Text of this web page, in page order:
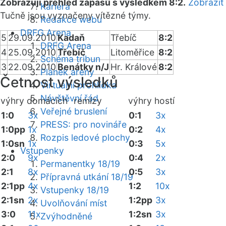
Kariéra
Redakce webu
DRFG Arena
DRFG Arena
Schéma tribun
Plánek areny
Virtuální prohlídka
Návštěvní řád
Veřejné bruslení
PRESS: pro novináře
Rozpis ledové plochy
Vstupenky
Permanentky 18/19
Přípravná utkání 18/19
Vstupenky 18/19
Uvolňování míst
Zvýhodněné
Zobrazuji přehled zápasů s výsledkem 8:2. Zobrazit
Tučně jsou vyznačeny vítězné týmy.
5 29.09.2010Kadaň Třebíč
8:2
425.09.2010Třebíč Litoměřice 8:2
3 22.09.2010 Benátky n/J Hr. Králové8:2
Četnost výsledků
výhry domácíchremízy výhry hostí
1:0
3x
1:0pp 1x
1:0sn 1x
2:0
9x
2:1
8x
2:1pp 4x
2:1sn 2x
3:0
11x
0:1
3x
0:2
4x
0:3
5x
0:4
2x
0:5
3x
1:2
10x
1:2pp 3x
1:2sn 3x